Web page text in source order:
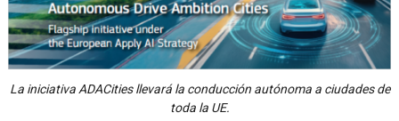
La iniciativa ADACities llevará la conducción autónoma a ciudades de
toda la UE.